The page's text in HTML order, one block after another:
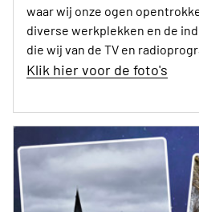
waar wij onze ogen
diverse werkplekken en de
die wij van de TV en
Klik hier voor de foto's